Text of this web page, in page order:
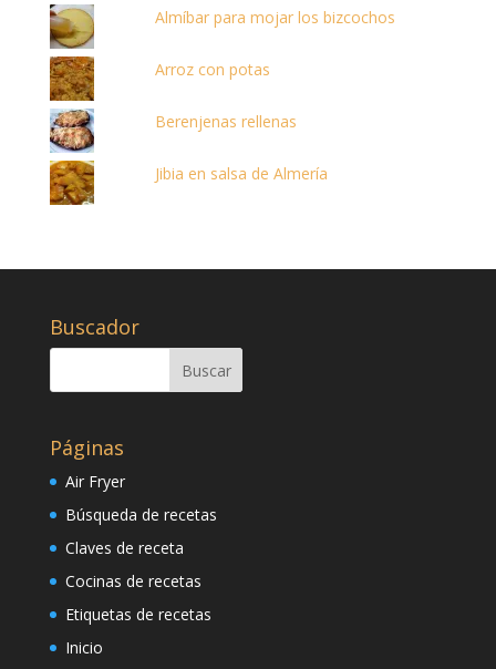
Almíbar para mojar los bizcochos
Arroz con potas
Berenjenas rellenas
Jibia en salsa de Almería
Buscador
Páginas
Air Fryer
Búsqueda de recetas
Claves de receta
Cocinas de recetas
Etiquetas de recetas
Inicio